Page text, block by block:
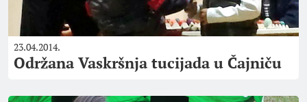
23.04.2014.
Održana Vaskršnja tucijada u Čajniču